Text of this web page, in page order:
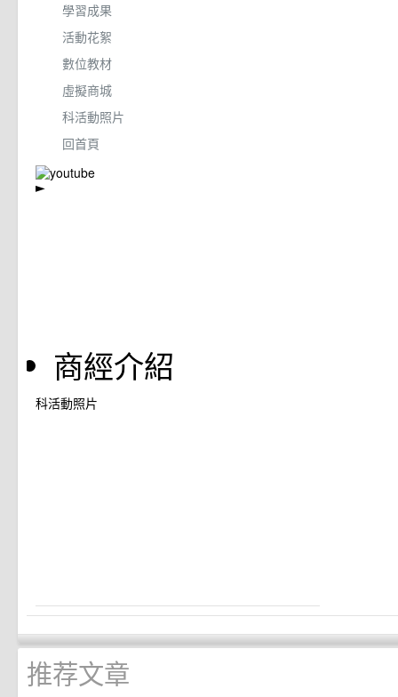
學習成果
活動花絮
數位教材
虛擬商城
科活動照片
回首頁
►
商經介紹
科活動照片
推荐文章